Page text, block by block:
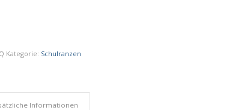
Kategorie: Schulranzen
Informationen